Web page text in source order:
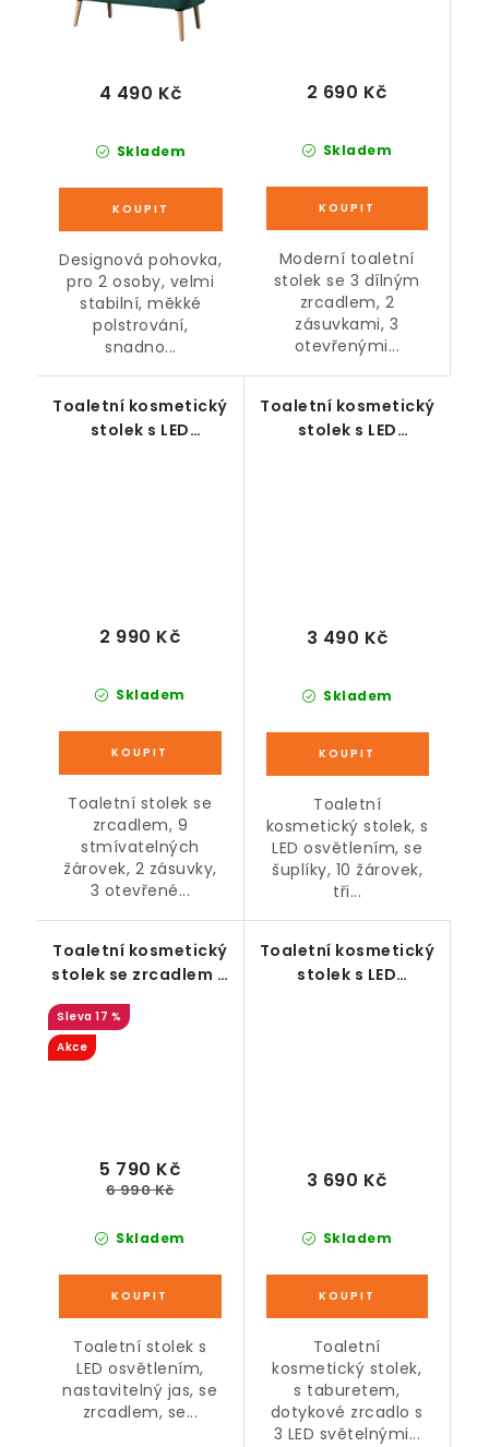
Skladem
4 490 Kč
Designová pohovka,
pro 2 osoby, velmi
stabilní, měkké
polstrování,
snadno...
Skladem
2 690 Kč
Moderní toaletní
stolek se 3 dílným
zrcadlem, 2
zásuvkami, 3
otevřenými...
Toaletní kosmetický
stolek s LED
Skladem
2 990 Kč
Toaletní stolek se
zrcadlem, 9
stmívatelných
žárovek, 2 zásuvky,
3 otevřené...
Toaletní kosmetický
stolek s LED
Skladem
3 490 Kč
Toaletní
kosmetický stolek, s
LED osvětlením, se
šuplíky, 10 žárovek,
tři...
Toaletní kosmetický
stolek se zrcadlem a
17 %
Akce
Skladem
5 790 Kč
6 990 Kč
Toaletní stolek s
LED osvětlením,
nastavitelný jas, se
zrcadlem, se...
Toaletní kosmetický
stolek s LED
Skladem
3 690 Kč
Toaletní
kosmetický stolek,
s taburetem,
dotykové zrcadlo s
3 LED světelnými...